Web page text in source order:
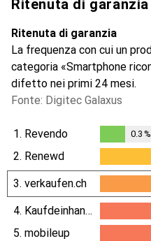
Ritenuta di
Ritenuta di garanzia
La frequenza con cui un
categoria «Smartphone
difetto nei primi 24 mesi.
Fonte: Digitec Galaxus
1. Revendo
0.3%
0.3 %
2. Renewd
3. verkaufen.ch
4. Kaufdeinhandy.ch
2.1%
5. mobileup